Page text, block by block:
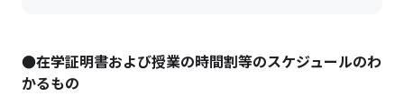
●在学証明書および授業の時間割等のスケジュールのわ
かるもの